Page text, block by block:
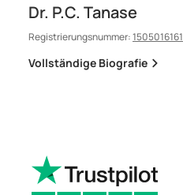
Dr. P.C. Tanase
Registrierungsnummer:1505016161
Vollständige Biografie